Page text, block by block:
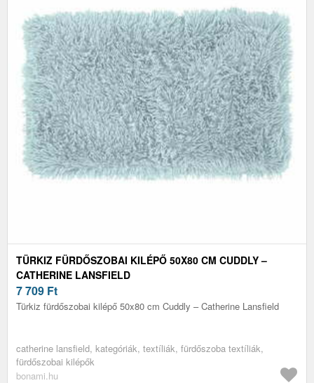
TÜRKIZ FÜRDŐSZOBAI KILÉPŐ 50X80 CM CUDDLY –
CATHERINE LANSFIELD
7 709 Ft
Türkiz fürdőszobai kilépő 50x80 cm Cuddly – Catherine Lansfield
catherine lansfield, kategóriák, textíliák, fürdőszoba textíliák,
fürdőszobai kilépők
bonami.hu